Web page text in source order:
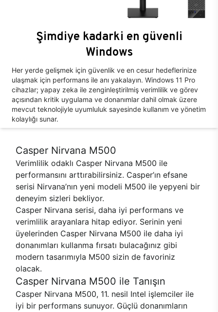
Şimdiye kadarki en güvenli
Windows
Her yerde gelişmek için güvenlik ve en cesur hedeflerinize
ulaşmak için performans ile anı yakalayın. Windows 11 Pro
cihazlar; yapay zeka ile zenginleştirilmiş verimlilik ve görev
açısından kritik uygulama ve donanımlar dahil olmak üzere
mevcut teknolojiyle uyumluluk sayesinde kullanım ve yönetim
kolaylığı sunar.
Casper Nirvana M500
Verimlilik odaklı Casper Nirvana M500 ile
performansını arttırabilirsiniz. Casper’ın efsane
serisi Nirvana’nın yeni modeli M500 ile yepyeni bir
deneyim sizleri bekliyor.
Casper Nirvana serisi, daha iyi performans ve
verimlilik arayanlara hitap ediyor. Serinin yeni
üyelerinden Casper Nirvana M500 ile daha iyi
donanımları kullanma fırsatı bulacağınız gibi
modern tasarımıyla M500 sizin de favoriniz
olacak.
Casper Nirvana M500 ile Tanışın
Casper Nirvana M500, 11. nesil Intel işlemciler ile
iyi bir performans sunuyor. Güçlü donanımların